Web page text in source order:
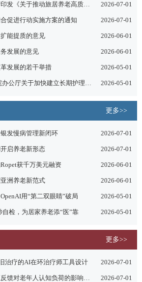
2026-07-01
动旅居养老高质量发展的若干措施》的通知
2026-07-01
促进行动实施方案的通知
2026-06-01
能提质的意见
2026-06-01
发展的意见
2026-05-01
发展的若干举措
2026-05-01
于加快建立长期护理保险制度的意见
更多>>
2026-07-01
发慢病管理新闭环
2026-07-01
启养老新形态
2026-06-01
获千万美元融资
2026-06-01
洲养老新范式
2026-05-01
用“第二双眼睛”破局
2026-05-01
自检，为居家养老添“医”靠
更多>>
2026-07-01
治疗的AI在环治疗师工具设计
2026-07-01
人认知负荷的影响： 一项对比实验研究